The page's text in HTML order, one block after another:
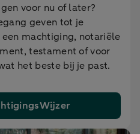
voor nu of later?
geven tot je
een machtiging, notariële
testament of voor
het beste bij je past.